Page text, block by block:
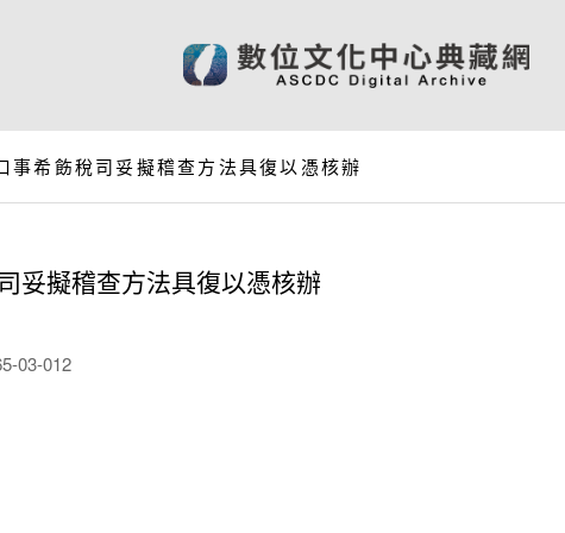
事希飭稅司妥擬稽查方法具復以憑核辦
妥擬稽查方法具復以憑核辦
03-012